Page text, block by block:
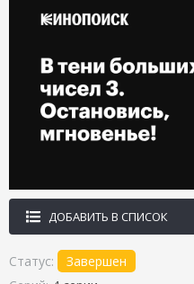
ДОБАВИТЬ В СПИСОК
Статус:
Завершен